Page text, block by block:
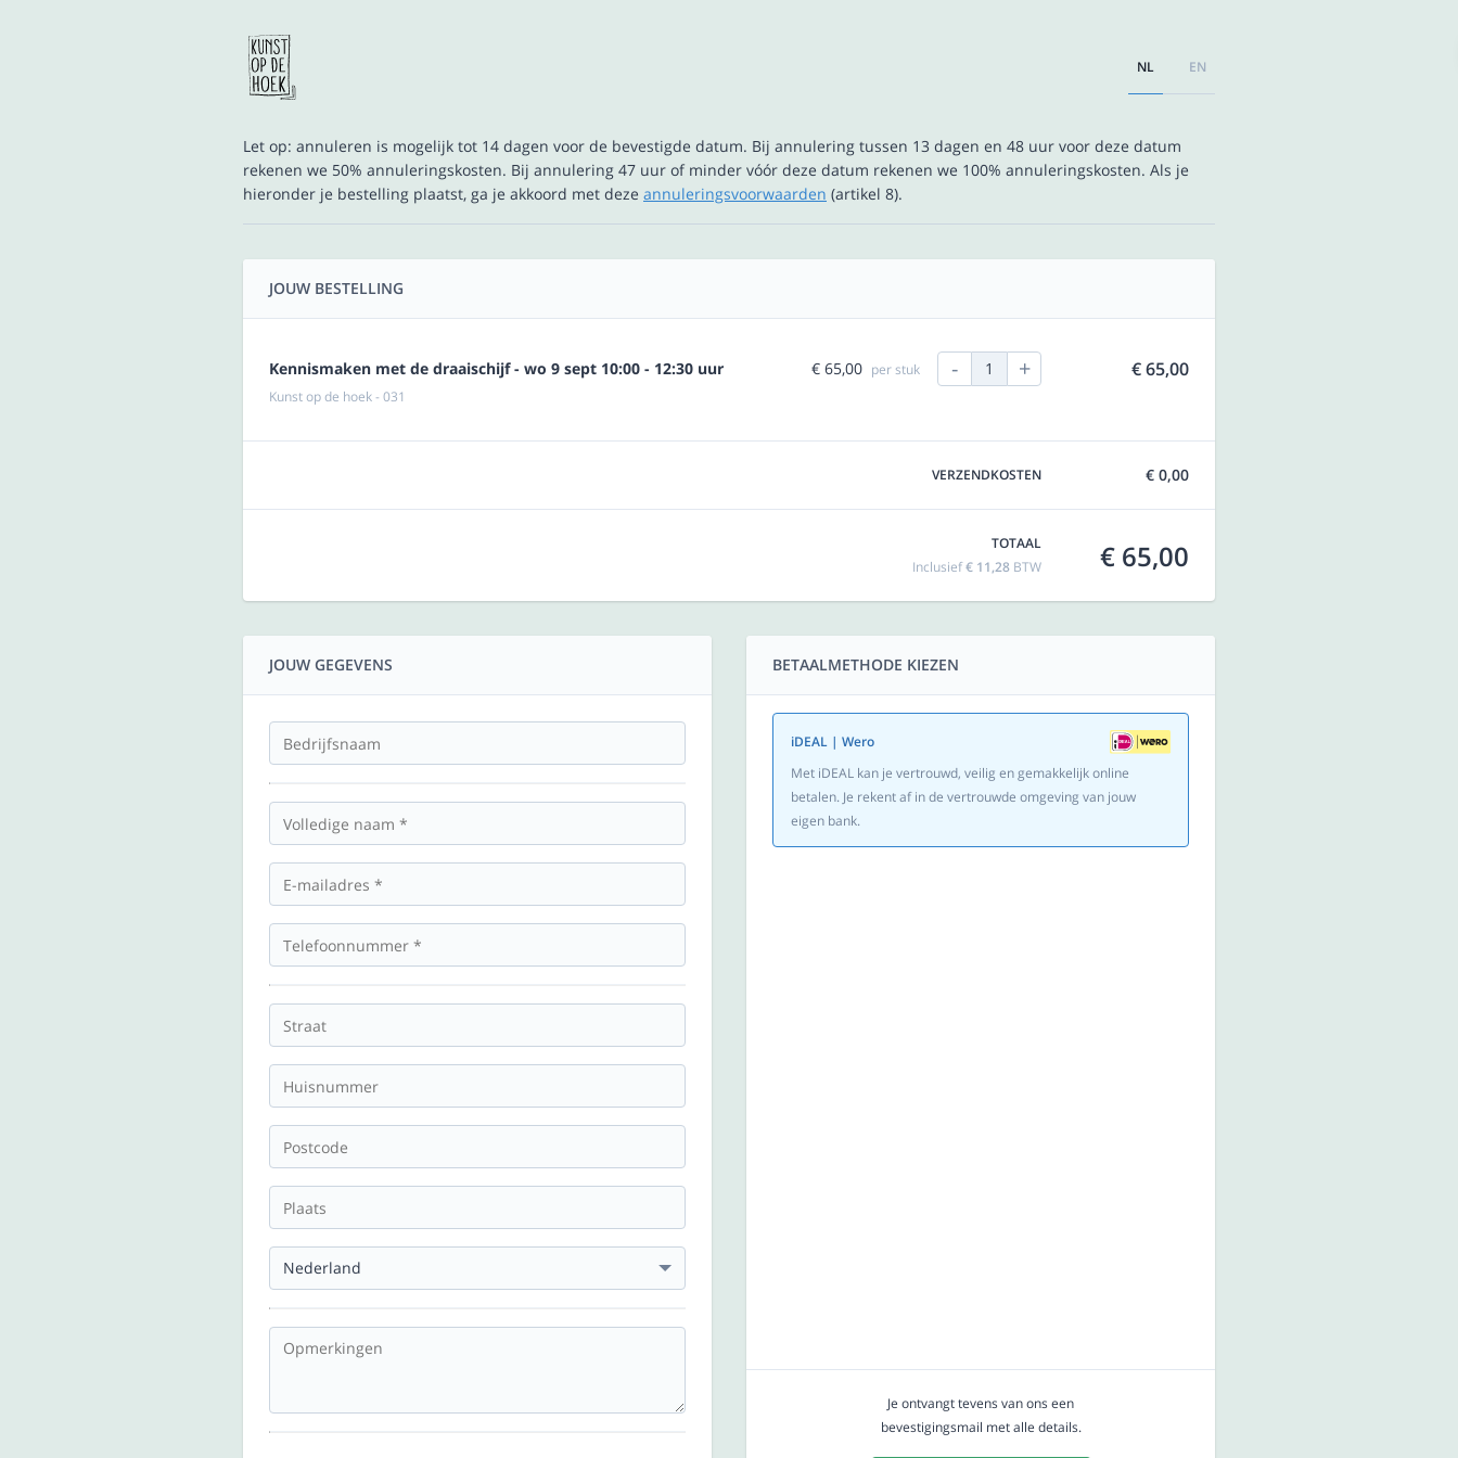
NL EN
Let op: annuleren is mogelijk tot 14 dagen voor de bevestigde datum. Bij annulering tussen 13 dagen en 48 uur voor deze datum
rekenen we 50% annuleringskosten. Bij annulering 47 uur of minder vóór deze datum rekenen we 100% annuleringskosten. Als je
hieronder je bestelling plaatst, ga je akkoord met deze annuleringsvoorwaarden (artikel 8).
JOUW BESTELLING
Kennismaken met de draaischijf - wo 9 sept 10:00 - 12:30 uur
Kunst op de hoek - 031
€ 65,00 per stuk - 1 + € 65,00
VERZENDKOSTEN € 0,00
TOTAAL
Inclusief€ 11,28 BTW € 65,00
JOUW GEGEVENS BETAALMETHODE KIEZEN
iDEAL | Wero
Met iDEAL kan je vertrouwd, veilig en gemakkelijk online
betalen. Je rekent af in de vertrouwde omgeving van jouw
eigen bank.
Je ontvangt tevens van ons een
bevestigingsmail met alle details.